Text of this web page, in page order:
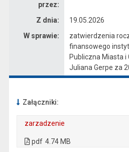
przez:
Z dnia:
19.05.2026
W sprawie:
zatwierdzenia
finansowego
Publiczna Miasta i
Juliana Gerpe za
Załączniki:
zarzadzenie
pdf 4.74 MB